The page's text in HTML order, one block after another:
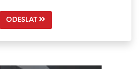
ODESLAT